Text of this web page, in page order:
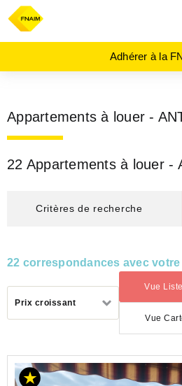
Adhérer à la
Appartements à louer -
22 Appartements à louer -
Critères de recherche
22 correspondances avec
Prix croissant
Vue Liste
(activé)
Vue
LOCATION
APPARTEMENT